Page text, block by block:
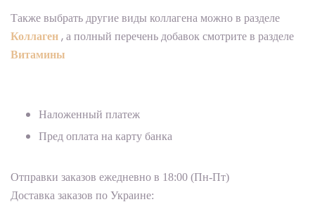
Также выбрать другие виды коллагена можно в разделе
Коллаген, а полный перечень добавок смотрите в разделе
Витамины
Наложенный платеж
Пред оплата на карту банка
Отправки заказов ежедневно в 18:00 (Пн-Пт)
Доставка заказов по Украине: